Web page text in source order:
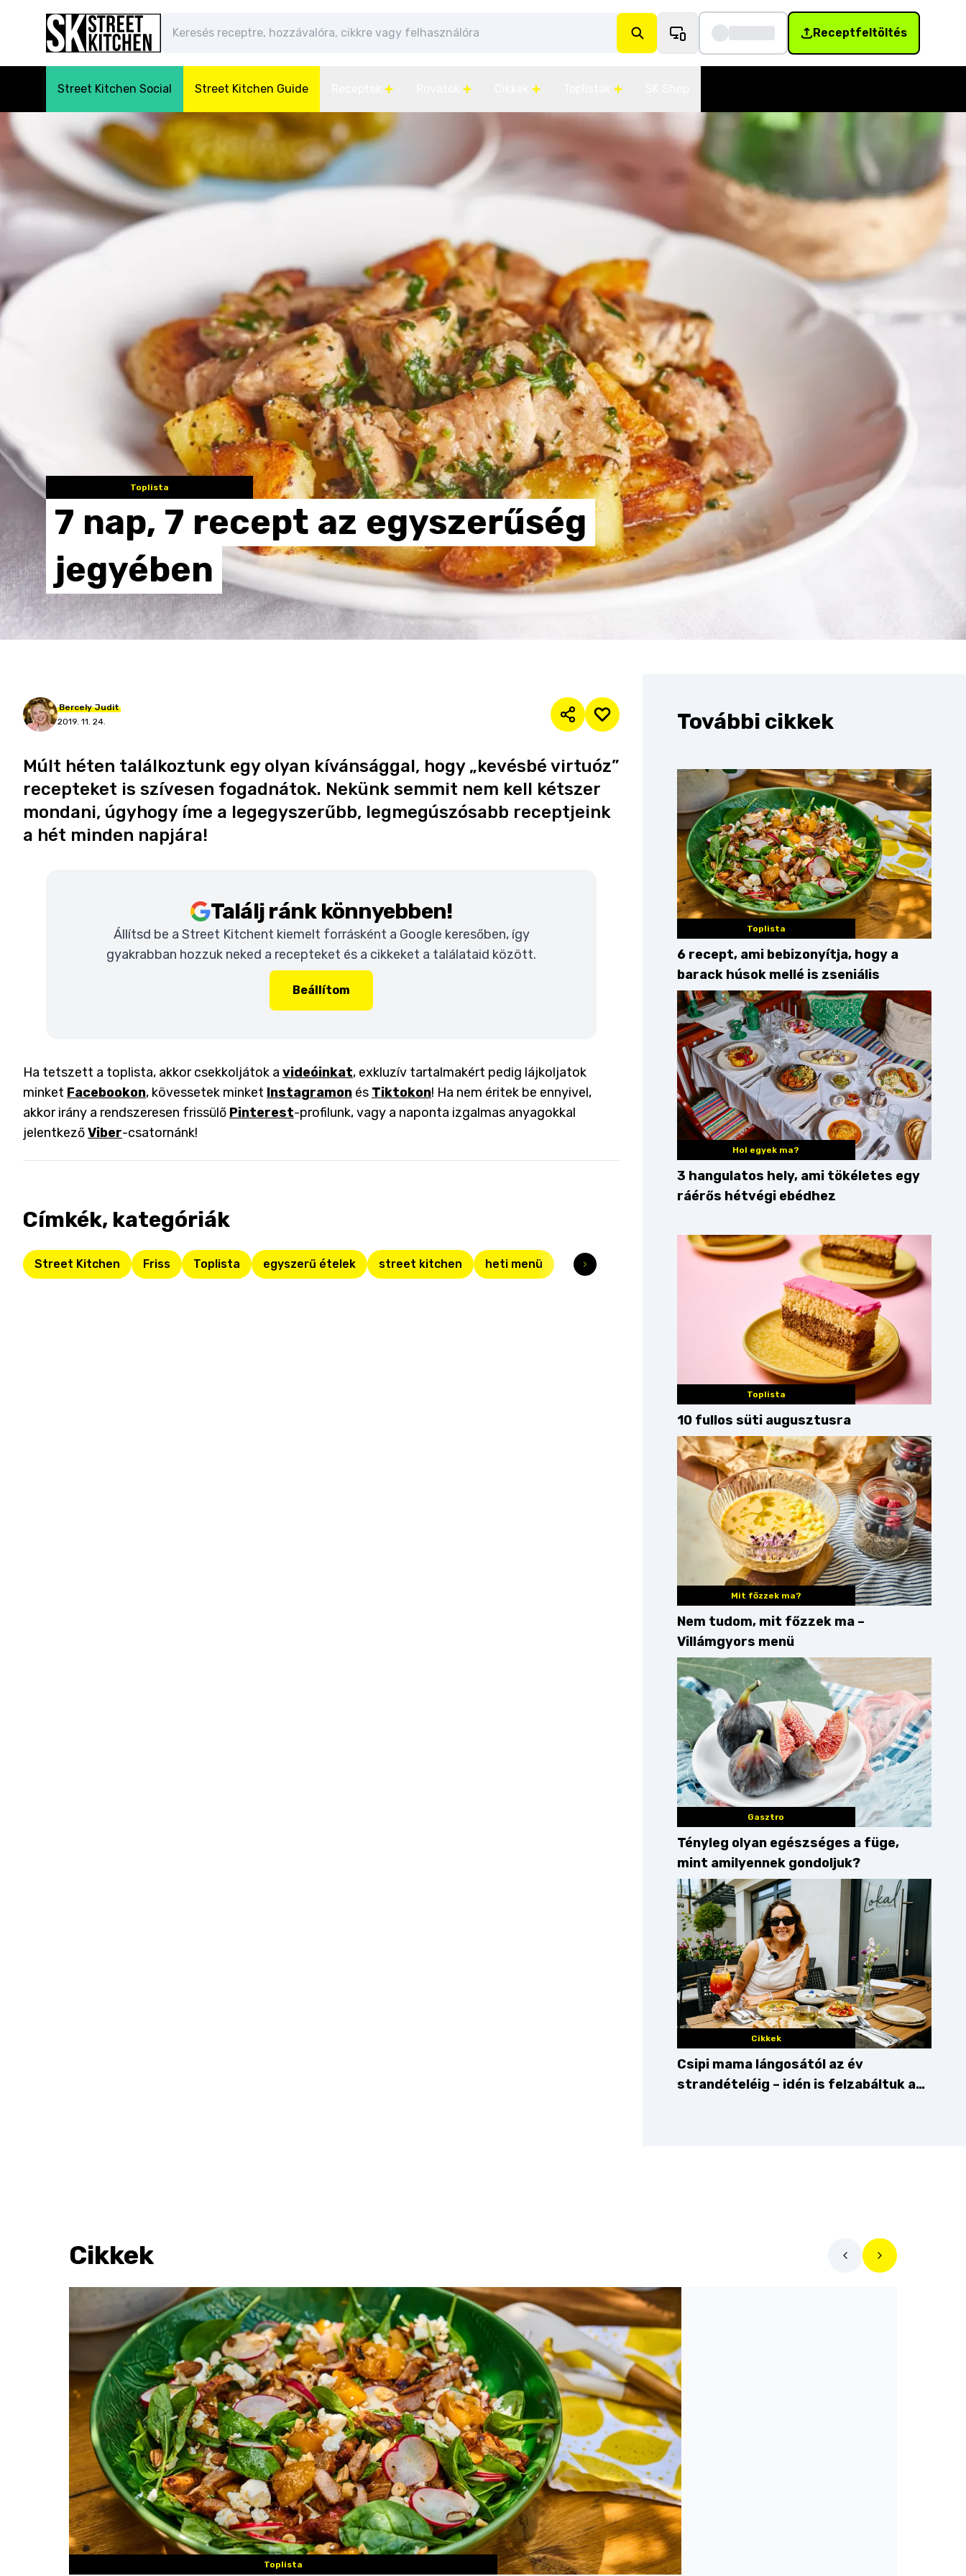
Receptfeltöltés
Street Kitchen Social Street Kitchen Guide
Toplista
7 nap, 7 recept az egyszerűség
jegyében
Bercely Judit
2019. 11. 24.
Múlt héten találkoztunk egy olyan kívánsággal, hogy „kevésbé virtuóz”
recepteket is szívesen fogadnátok. Nekünk semmit nem kell kétszer
mondani, úgyhogy íme a legegyszerűbb, legmegúszósabb receptjeink
a hét minden napjára!
Találj ránk könnyebben!
Állítsd be a Street Kitchent kiemelt forrásként a Google keresőben, így
gyakrabban hozzuk neked a recepteket és a cikkeket a találataid között.
Beállítom
Ha tetszett a toplista, akkor csekkoljátok a videóinkat, exkluzív tartalmakért pedig lájkoljatok
minket Facebookon, kövessetek minket Instagramon és Tiktokon! Ha nem éritek be ennyivel,
akkor irány a rendszeresen frissülő Pinterest-profilunk, vagy a naponta izgalmas anyagokkal
jelentkezőViber-csatornánk!
Címkék, kategóriák
Street Kitchen Friss Toplista egyszerű ételek street kitchen heti menü
További cikkek
Toplista
6 recept, ami bebizonyítja, hogy a
barack húsok mellé is zseniális
Hol egyek ma?
3 hangulatos hely, ami tökéletes egy
ráérős hétvégi ebédhez
Toplista
10 fullos süti augusztusra
Mit főzzek ma?
Nem tudom, mit főzzek ma –
Villámgyors menü
Gasztro
Tényleg olyan egészséges a füge,
mint amilyennek gondoljuk?
Cikkek
Csipi mama lángosától az év
strandételéig – idén is felzabáltuk a
Cikkek
Toplista